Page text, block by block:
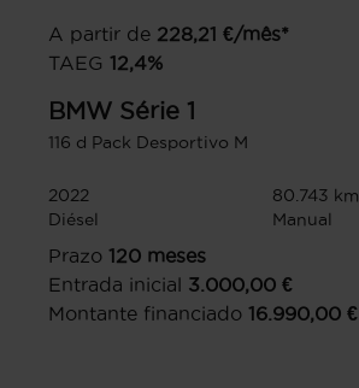
A partir de 228,21 €/mês*
TAEG 12,4%
BMW Série 1
116 d Pack Desportivo M
2022
80.743 km
Diésel
Manual
Prazo 120 meses
Entrada inicial 3.000,00 €
Montante financiado 16.990,00 €